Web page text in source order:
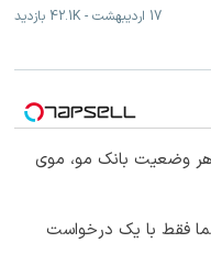
17 اردیبهشت -
42.1K بازدید
هر وضعیت بانک مو، موی
فقط با یک درخواست